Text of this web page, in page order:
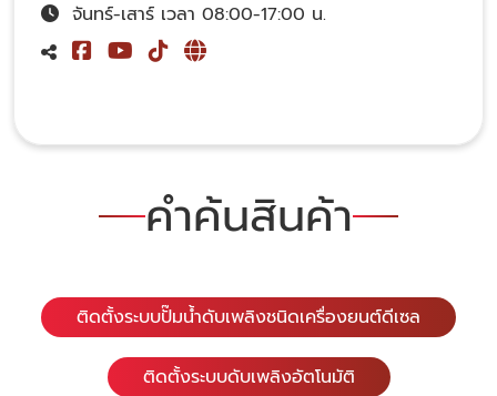
จันทร์-เสาร์ เวลา 08:00-17:00 น.
คำค้นสินค้า
ติดตั้งระบบปั๊มน้ำดับเพลิงชนิดเครื่องยนต์ดีเซล
ติดตั้งระบบดับเพลิงอัตโนมัติ